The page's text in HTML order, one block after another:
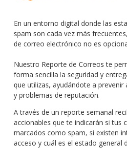
En un entorno digital donde las
spam son cada vez más
de correo electrónico no es
Nuestro Reporte de Correos te
forma sencilla la seguridad y
que utilizas, ayudándote a
y problemas de reputación.
A través de un reporte semanal
accionables que te indicarán si tus
marcados como spam, si existen
acceso y cuál es el estado general